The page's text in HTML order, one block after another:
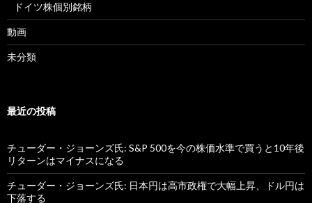
ドイツ株個別銘柄
動画
未分類
最近の投稿
チューダー・ジョーンズ氏: S&P 500を今の株価水準で買うと10年後
リターンはマイナスになる
チューダー・ジョーンズ氏: 日本円は高市政権で大幅上昇、ドル円は
下落する